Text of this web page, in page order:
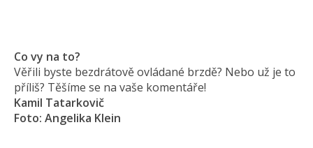
Co vy na to?
Věřili byste bezdrátově ovládané brzdě? Nebo už je to
příliš? Těšíme se na vaše komentáře!
Kamil Tatarkovič
Foto: Angelika Klein